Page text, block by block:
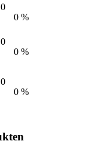
0 %
0 %
0 %